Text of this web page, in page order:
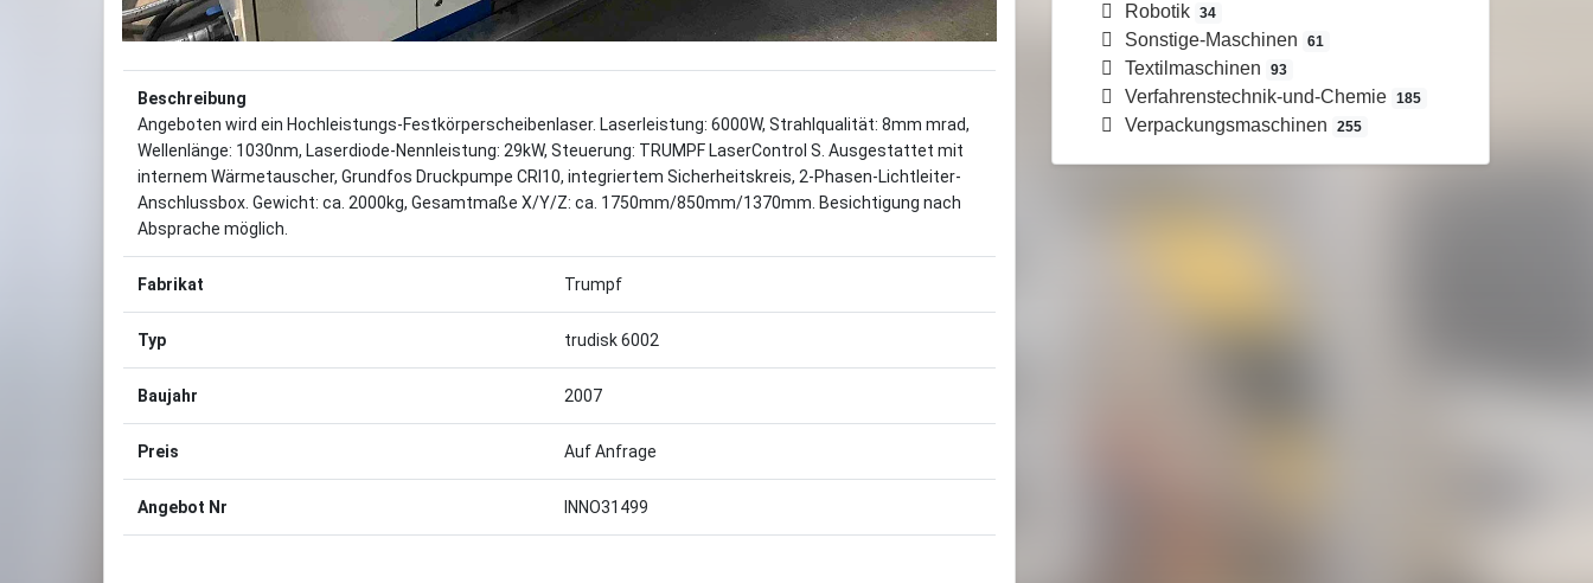
Beschreibung
Angeboten wird ein Hochleistungs-Festkörperscheibenlaser. Laserleistung: 6000W, Strahlqualität: 8mm mrad,
Wellenlänge: 1030nm, Laserdiode-Nennleistung: 29kW, Steuerung: TRUMPF LaserControl S. Ausgestattet mit
internem Wärmetauscher, Grundfos Druckpumpe CRI10, integriertem Sicherheitskreis, 2-Phasen-Lichtleiter-
Anschlussbox. Gewicht: ca. 2000kg, Gesamtmaße X/Y/Z: ca. 1750mm/850mm/1370mm. Besichtigung nach
Absprache möglich.
Fabrikat Trumpf
Typ trudisk 6002
Baujahr 2007
Preis Auf Anfrage
Angebot Nr INNO31499
Robotik 34
Sonstige-Maschinen 61
Textilmaschinen 93
Verfahrenstechnik-und-Chemie 185
Verpackungsmaschinen 255